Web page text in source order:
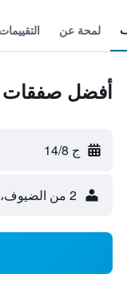
لمحة عن التقييمات
أفضل صفقات
ج 14/8
2 من الضيوف، غرفة واحدة